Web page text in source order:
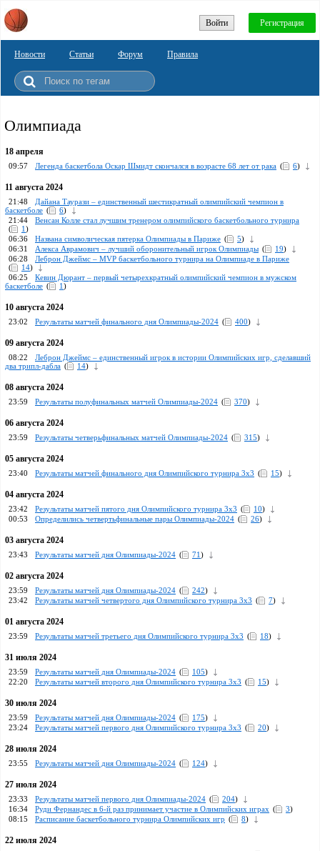
Войти Регистрация
Новости Статьи Форум Правила
Олимпиада
18 апреля
09:57 Легенда баскетбола Оскар Шмидт скончался в возрасте 68 лет от рака ( 6)
11 августа 2024
21:48
Дайана Таурази – единственный шестикратный олимпийский чемпион в
баскетболе ( 6)
21:44
Венсан Колле стал лучшим тренером олимпийского баскетбольного турнира
(
1)
06:36
Названа символическая пятерка Олимпиады в Париже ( 5)
06:31
Алекса Аврамович – лучший оборонительный игрок Олимпиады ( 19)
06:28
Леброн Джеймс – MVP баскетбольного турнира на Олимпиаде в Париже
(
14)
06:25
Кевин Дюрант – первый четырехкратный олимпийский чемпион в мужском
баскетболе ( 1)
10 августа 2024
23:02 Результаты матчей финального дня Олимпиады-2024 ( 400)
09 августа 2024
08:22
Леброн Джеймс – единственный игрок в истории Олимпийских игр, сделавший
два трипл-дабла ( 14)
08 августа 2024
23:59 Результаты полуфинальных матчей Олимпиады-2024 ( 370)
06 августа 2024
23:59 Результаты четверьфинальных матчей Олимпиады-2024 ( 315)
05 августа 2024
23:40 Результаты матчей финального дня Олимпийского турнира 3х3 ( 15)
04 августа 2024
23:42 Результаты матчей пятого дня Олимпийского турнира 3х3 ( 10)
00:53
Определились четвертьфинальные пары Олимпиады-2024 ( 26)
03 августа 2024
23:43 Результаты матчей дня Олимпиады-2024 ( 71)
02 августа 2024
23:59 Результаты матчей дня Олимпиады-2024 ( 242)
23:42
Результаты матчей четвертого дня Олимпийского турнира 3х3 ( 7)
01 августа 2024
23:59 Результаты матчей третьего дня Олимпийского турнира 3х3 ( 18)
31 июля 2024
23:59 Результаты матчей дня Олимпиады-2024 ( 105)
22:20
Результаты матчей второго дня Олимпийского турнира 3х3 ( 15)
30 июля 2024
23:59 Результаты матчей дня Олимпиады-2024 ( 175)
23:24
Результаты матчей первого дня Олимпийского турнира 3х3 ( 20)
28 июля 2024
23:55 Результаты матчей дня Олимпиады-2024 ( 124)
27 июля 2024
23:33 Результаты матчей первого дня Олимпиады-2024 ( 204)
16:34
Руди Фернандес в 6-й раз принимает участие в Олимпийских играх ( 3)
08:15
Расписание баскетбольного турнира Олимпийских игр ( 8)
22 июля 2024